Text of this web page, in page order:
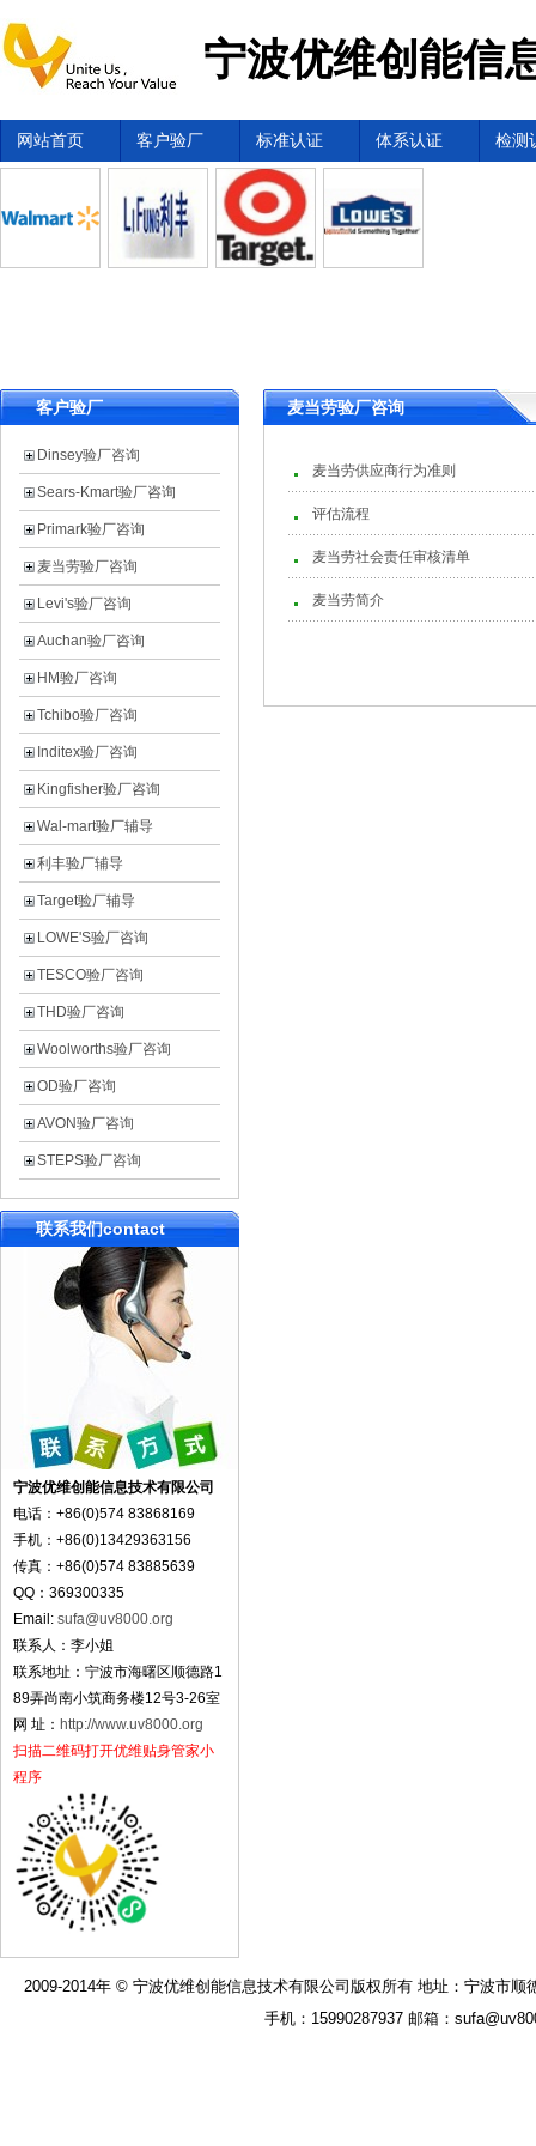
宁波优维创能信
网站首页 客户验厂 标准认证 体系认证 检测
客户验厂
Dinsey验厂咨询
Sears-Kmart验厂咨询
Primark验厂咨询
麦当劳验厂咨询
Levi's验厂咨询
Auchan验厂咨询
HM验厂咨询
Tchibo验厂咨询
Inditex验厂咨询
Kingfisher验厂咨询
Wal-mart验厂辅导
利丰验厂辅导
Target验厂辅导
LOWE'S验厂咨询
TESCO验厂咨询
THD验厂咨询
Woolworths验厂咨询
OD验厂咨询
AVON验厂咨询
STEPS验厂咨询
联系我们contact
宁波优维创能信息技术有限公司
电话：+86(0)574 83868169
手机：+86(0)13429363156
传真：+86(0)574 83885639
QQ：369300335
Email: sufa@uv8000.org
联系人：李小姐
联系地址：宁波市海曙区顺德路1
89弄尚南小筑商务楼12号3-26室
网 址： http://www.uv8000.org
扫描二维码打开优维贴身管家小
程序
麦当劳验厂咨询
麦当劳供应商行为准则
评估流程
麦当劳社会责任审核清单
麦当劳简介
2009-2014年 © 宁波优维创能信息技术有限公司版权所有 地址：宁波市顺
手机：15990287937 邮箱：